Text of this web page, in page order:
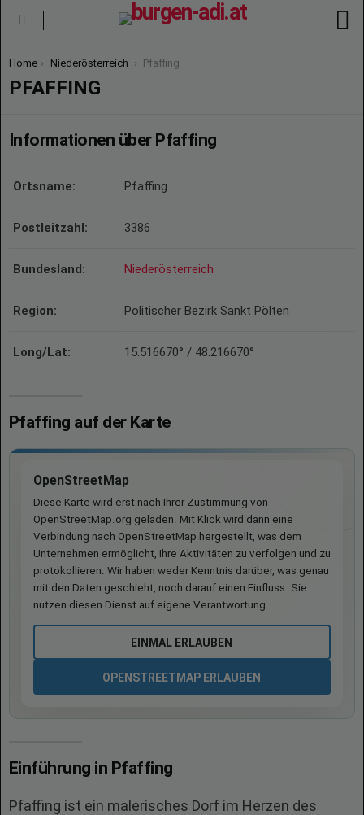
You are here:
Home Niederösterreich Pfaffing
PFAFFING
Informationen über Pfaffing
Ortsname: Pfaffing
Postleitzahl: 3386
Bundesland: Niederösterreich
Region: Politischer Bezirk Sankt Pölten
Long/Lat: 15.516670° / 48.216670°
Pfaffing auf der Karte
OpenStreetMap
Diese Karte wird erst nach Ihrer Zustimmung von
OpenStreetMap.org geladen. Mit Klick wird dann eine
Verbindung nach OpenStreetMap hergestellt, was dem
Unternehmen ermöglicht, Ihre Aktivitäten zu verfolgen und zu
protokollieren. Wir haben weder Kenntnis darüber, was genau
mit den Daten geschieht, noch darauf einen Einfluss. Sie
nutzen diesen Dienst auf eigene Verantwortung.
EINMAL ERLAUBEN
OPENSTREETMAP ERLAUBEN
Einführung in Pfaffing
Pfaffing ist ein malerisches Dorf im Herzen des